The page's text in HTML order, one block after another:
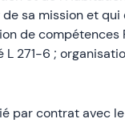
sa mission et
de compétences
271-6 ;
par contrat avec